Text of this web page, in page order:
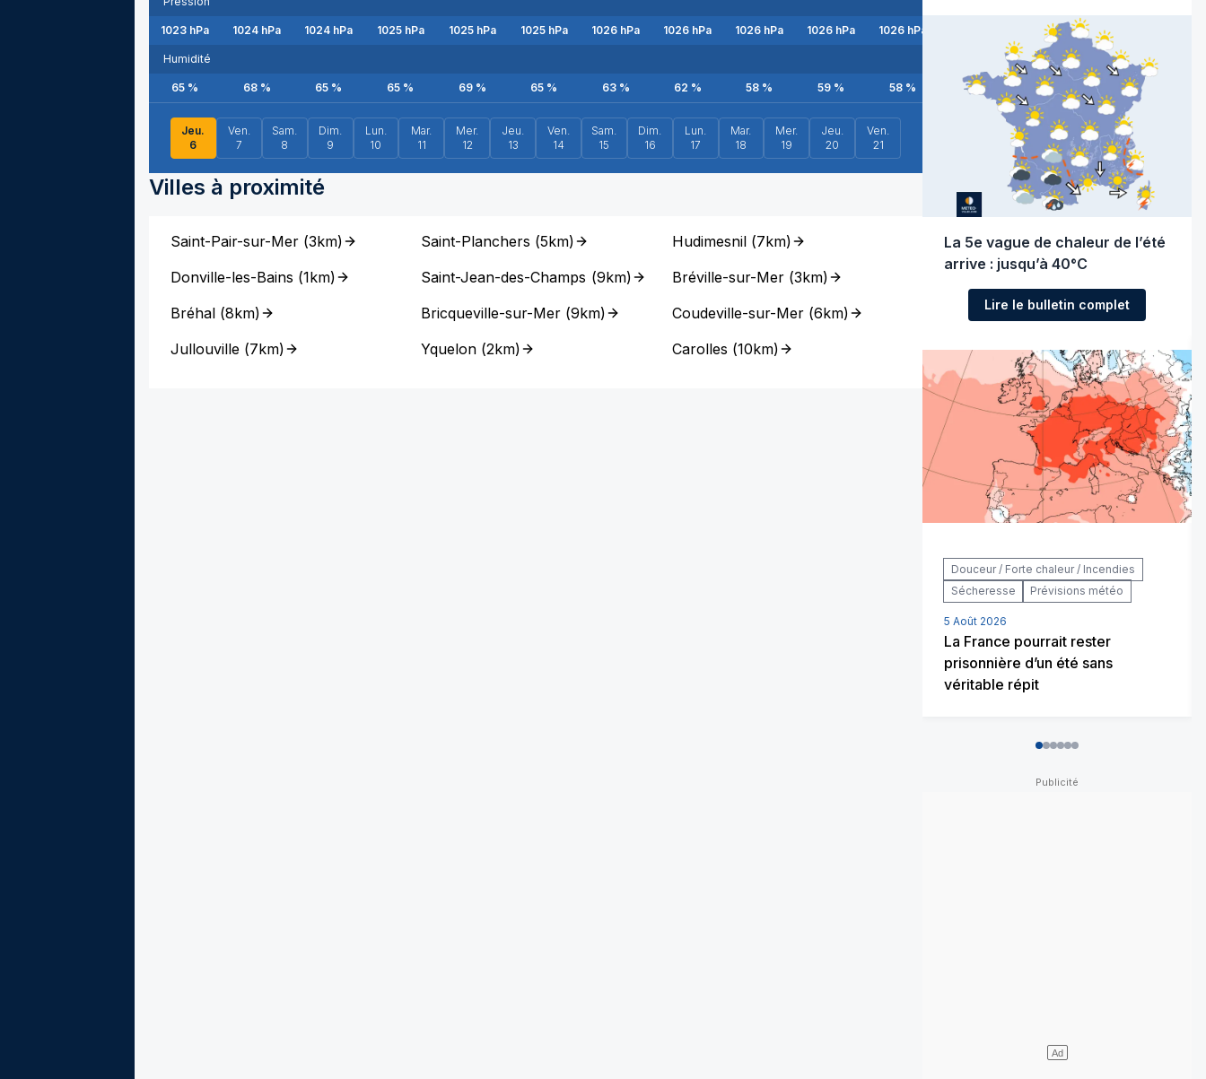
1023 hPa 1024 hPa 1024 hPa 1025hPa 1025hPa 1025hPa 1026 hPa 1026 hPa 1026 hPa 1026 hPa 1026 hPa 1026hPa 1026
Humidité
65 % 68% 65 % 65 % 69% 65 % 63% 62 % 58 % 59 % 58 % 60% 60% %
Jeu.
6
Ven.
7
Sam.
8
Dim.
9
Lun.
10
Mar.
11
Mer.
12
Jeu.
13
Ven.
14
Sam.
15
Dim.
16
Lun.
17
Mar.
18
Mer.
19
Jeu.
20
Ven.
21
Villes à proximité
Saint-Pair-sur-Mer (3km)
Donville-les-Bains (1km)
Bréhal (8km)
Jullouville (7km)
Saint-Planchers (5km)
Saint-Jean-des-Champs (9km)
Bricqueville-sur-Mer (9km)
Yquelon (2km)
Hudimesnil(7km)
Bréville-sur-Mer(3km)
Coudeville-sur-Mer(6km)
Carolles (10km)
La 5e vague de chaleur de l’été
arrive : jusqu’à 40°C
Lire le bulletin complet
Douceur / Forte chaleur / Incendies
Sécheresse
Prévisions météo
5 Août 2026
La France pourrait rester
prisonnière d’un été sans
véritable répit